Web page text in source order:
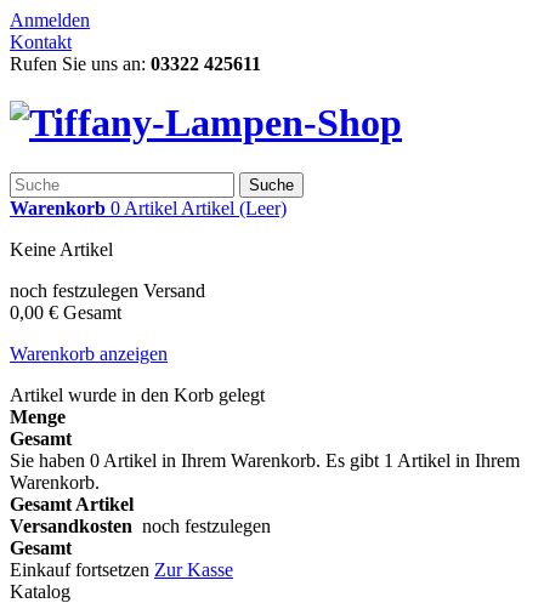
Anmelden
Kontakt
Rufen Sie uns an: 03322 425611
Suche
Warenkorb 0 Artikel Artikel (Leer)
Keine Artikel
noch festzulegen Versand
0,00 € Gesamt
Warenkorb anzeigen
Artikel wurde in den Korb gelegt
Menge
Gesamt
Sie haben 0 Artikel in Ihrem Warenkorb. Es gibt 1 Artikel in Ihrem
Warenkorb.
Gesamt Artikel
Versandkosten noch festzulegen
Gesamt
Einkauf fortsetzen Zur Kasse
Katalog